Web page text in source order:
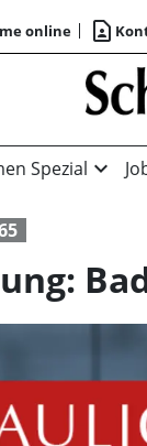
online contact_page
Spezial expand_more